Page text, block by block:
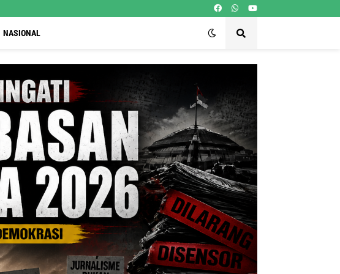
NASIONAL